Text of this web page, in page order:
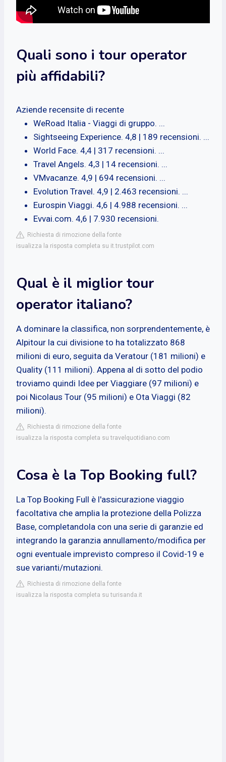
Quali sono i tour operator
più affidabili?
Aziende recensite di recente
WeRoad Italia - Viaggi di gruppo. ...
Sightseeing Experience. 4,8 | 189 recensioni. ...
World Face. 4,4 | 317 recensioni. ...
Travel Angels. 4,3 | 14 recensioni. ...
VMvacanze. 4,9 | 694 recensioni. ...
Evolution Travel. 4,9 | 2.463 recensioni. ...
Eurospin Viaggi. 4,6 | 4.988 recensioni. ...
Evvai.com. 4,6 | 7.930 recensioni.
Richiesta di rimozione della fonte
isualizza la risposta completa su it.trustpilot.com
Qual è il miglior tour
operator italiano?
A dominare la classifica, non sorprendentemente, è
Alpitour la cui divisione to ha totalizzato 868
milioni di euro, seguita da Veratour (181 milioni) e
Quality (111 milioni). Appena al di sotto del podio
troviamo quindi Idee per Viaggiare (97 milioni) e
poi Nicolaus Tour (95 milioni) e Ota Viaggi (82
milioni).
Richiesta di rimozione della fonte
isualizza la risposta completa su travelquotidiano.com
Cosa è la Top Booking full?
La Top Booking Full è l'assicurazione viaggio
facoltativa che amplia la protezione della Polizza
Base, completandola con una serie di garanzie ed
integrando la garanzia annullamento/modifica per
ogni eventuale imprevisto compreso il Covid-19 e
sue varianti/mutazioni.
Richiesta di rimozione della fonte
isualizza la risposta completa su turisanda.it